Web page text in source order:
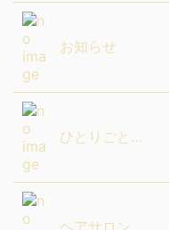
お知らせ
ひとりごと…
ヘアサロン